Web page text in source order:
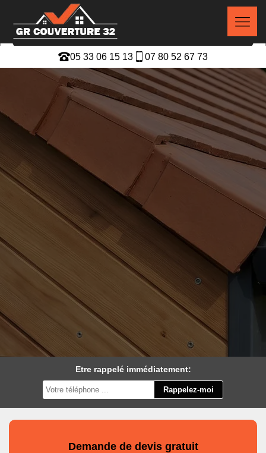
05 33 06 15 13 07 80 52 67 73
Etre rappelé immédiatement:
Demande de devis gratuit